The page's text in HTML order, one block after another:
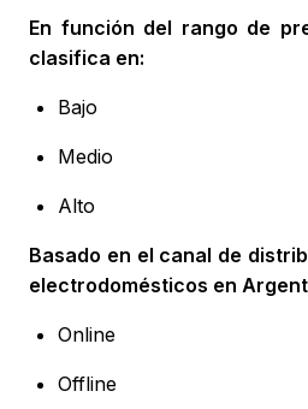
En función del rango de
clasifica en:
Bajo
Medio
Alto
Basado en el canal de
electrodomésticos en
Online
Offline